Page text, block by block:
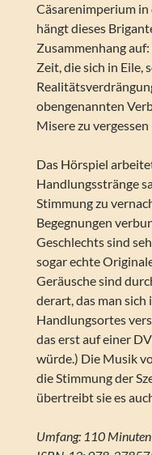
Cäsarenimperium
hängt dieses
Zusammenhang
Zeit, die sich in Eile,
obengenannten
Misere zu
Das Hörspiel
Handlungsstränge
Stimmung zu
Begegnungen
Geschlechts sind
sogar echte
Geräusche sind
derart, das man sich
Handlungsortes
das erst auf einer
würde.) Die Musik
die Stimmung der
übertreibt sie es
Umfang: 110